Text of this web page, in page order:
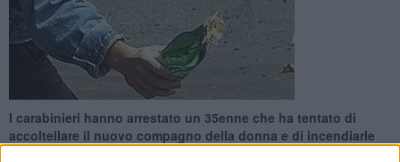
I carabinieri hanno arrestato un 35enne che ha tentato di
accoltellare il nuovo compagno della donna e di incendiarle